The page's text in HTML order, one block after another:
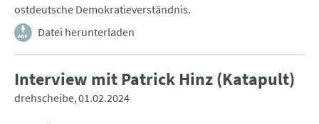
ostdeutsche Demokratieverständnis.
Datei herunterladen
Interview mit Patrick Hinz (Katapult)
drehscheibe 01.02.2024